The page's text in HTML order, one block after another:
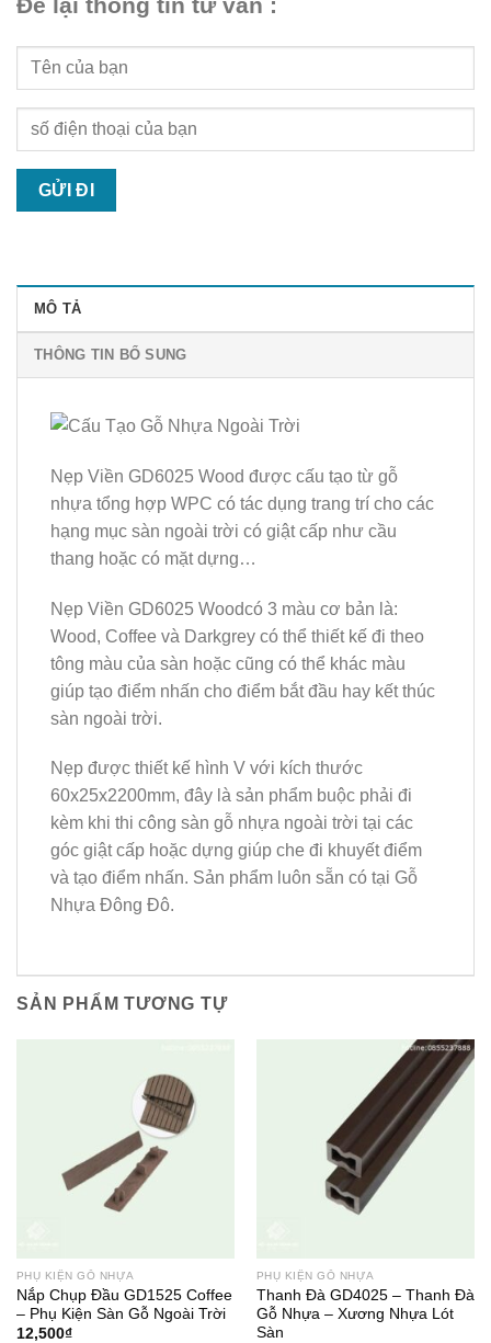
Để lại thông tin tư vấn :
MÔ TẢ
THÔNG TIN BỔ SUNG
Nẹp Viền GD6025 Wood được cấu tạo từ gỗ
nhựa tổng hợp WPC có tác dụng trang trí cho các
hạng mục sàn ngoài trời có giật cấp như cầu
thang hoặc có mặt dựng…
Nẹp Viền GD6025 Woodcó 3 màu cơ bản là:
Wood, Coffee và Darkgrey có thể thiết kế đi theo
tông màu của sàn hoặc cũng có thể khác màu
giúp tạo điểm nhấn cho điểm bắt đầu hay kết thúc
sàn ngoài trời.
Nẹp được thiết kế hình V với kích thước
60x25x2200mm, đây là sản phẩm buộc phải đi
kèm khi thi công sàn gỗ nhựa ngoài trời tại các
góc giật cấp hoặc dựng giúp che đi khuyết điểm
và tạo điểm nhấn. Sản phẩm luôn sẵn có tại Gỗ
Nhựa Đông Đô.
SẢN PHẨM TƯƠNG TỰ
PHỤ KIỆN GỖ NHỰA
Nắp Chụp Đầu GD1525 Coffee
– Phụ Kiện Sàn Gỗ Ngoài Trời
12,500₫
PHỤ KIỆN GỖ NHỰA
Thanh Đà GD4025 – Thanh Đà
Gỗ Nhựa – Xương Nhựa Lót
Sàn